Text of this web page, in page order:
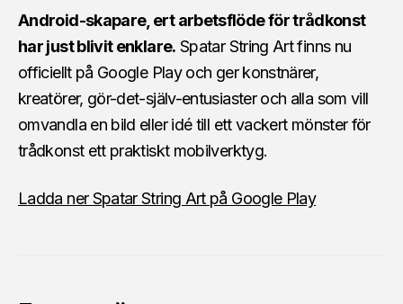
Android-skapare, ert arbetsflöde för trådkonst
har just blivit enklare. Spatar String Art finns nu
officiellt på Google Play och ger konstnärer,
kreatörer, gör-det-själv-entusiaster och alla som vill
omvandla en bild eller idé till ett vackert mönster för
trådkonst ett praktiskt mobilverktyg.
Ladda ner Spatar String Art på Google Play